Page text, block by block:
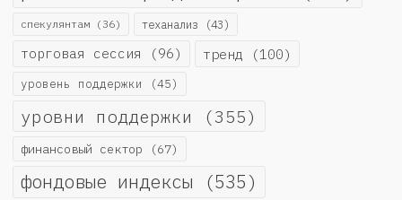
спекулянтам (36) теханализ (43)
торговая сессия (96) тренд (100)
уровень поддержки (45)
уровни поддержки (355)
финансовый сектор (67)
фондовые индексы (535)